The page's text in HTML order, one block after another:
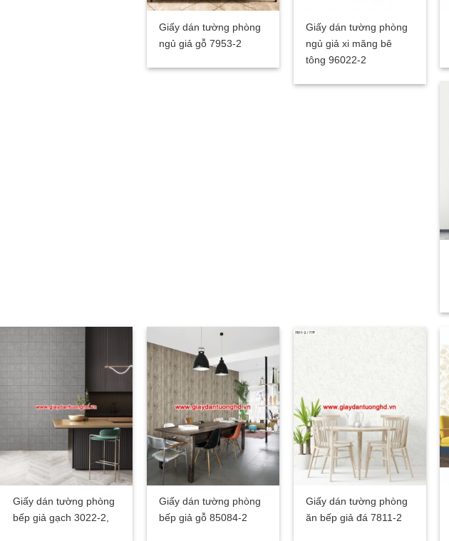
Giấy dán tường phòng
ngủ giả gỗ 7953-2
Giấy dán tường phòng
ngủ giả xi măng bê
tông 96022-2
Giấy dán tường phòng
bếp giả gạch 3022-2,
Giấy dán tường phòng
bếp giả gỗ 85084-2
Giấy dán tường phòng
ăn bếp giả đá 7811-2